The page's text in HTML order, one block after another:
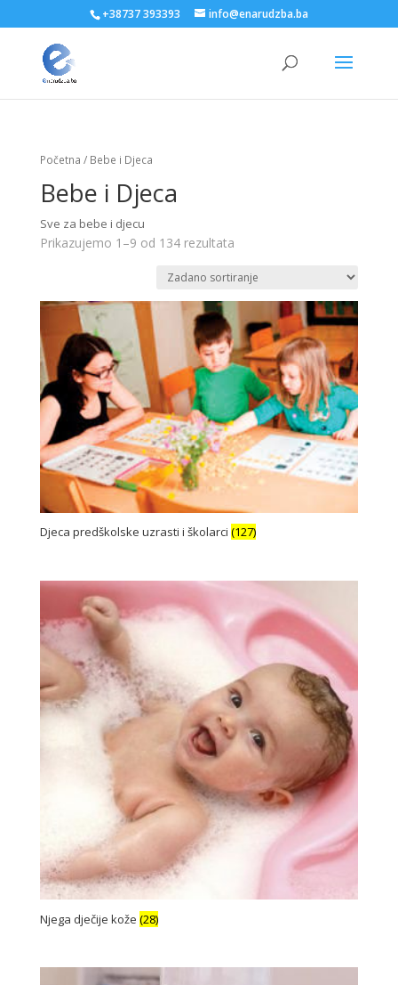
+38737 393393 info@enarudzba.ba
Početna / Bebe i Djeca
Bebe i Djeca
Sve za bebe i djecu
Prikazujemo 1–9 od 134 rezultata
Djeca predškolske uzrasti i školarci (127)
Njega dječije kože (28)